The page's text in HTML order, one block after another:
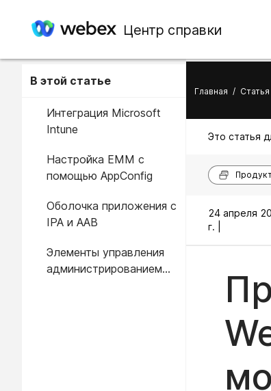
Центр справки
В этой статье
Интеграция Microsoft
Intune
Настройка EMM с
помощью AppConfig
Оболочка приложения с
IPA и AAB
Элементы управления
администрированием
Главная / Статья
Это статья
24 апреля
г. |